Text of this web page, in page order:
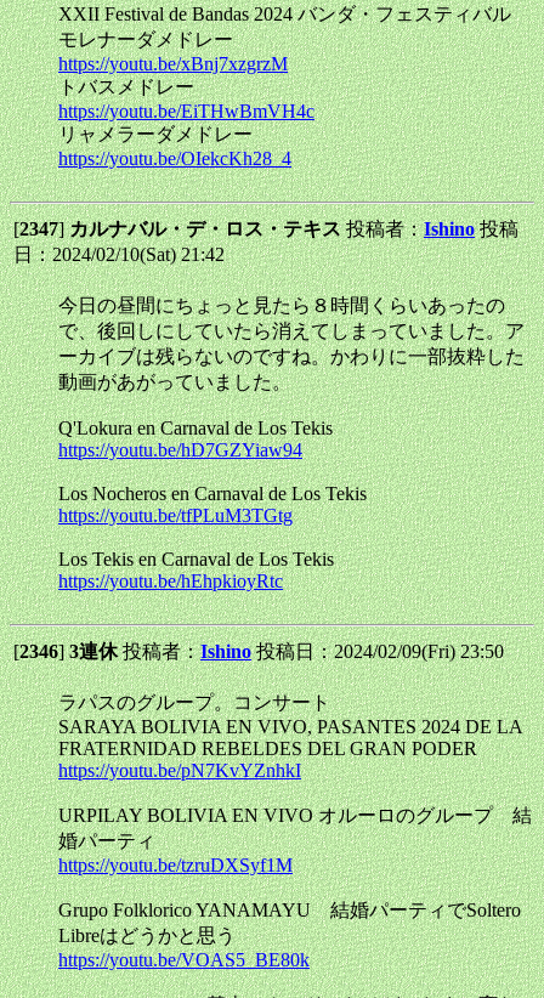
XXII Festival de Bandas 2024 バンダ・フェスティバル
モレナーダメドレー
https://youtu.be/xBnj7xzgrzM
トバスメドレー
https://youtu.be/EiTHwBmVH4c
リャメラーダメドレー
https://youtu.be/OIekcKh28_4
[2347]カルナバル・デ・ロス・テキス投稿者：Ishino 投稿
日：2024/02/10(Sat) 21:42
今日の昼間にちょっと見たら８時間くらいあったの
で、後回しにしていたら消えてしまっていました。ア
ーカイブは残らないのですね。かわりに一部抜粋した
動画があがっていました。
Q'Lokura en Carnaval de Los Tekis
https://youtu.be/hD7GZYiaw94
Los Nocheros en Carnaval de Los Tekis
https://youtu.be/tfPLuM3TGtg
Los Tekis en Carnaval de Los Tekis
https://youtu.be/hEhpkioyRtc
[2346]3連休投稿者：Ishino 投稿日：2024/02/09(Fri) 23:50
ラパスのグループ。コンサート
SARAYA BOLIVIA EN VIVO, PASANTES 2024 DE LA
FRATERNIDAD REBELDES DEL GRAN PODER
https://youtu.be/pN7KvYZnhkI
URPILAY BOLIVIA EN VIVO オルーロのグループ 結
婚パーティ
https://youtu.be/tzruDXSyf1M
Grupo Folklorico YANAMAYU 結婚パーティでSoltero
Libreはどうかと思う
https://youtu.be/VOAS5_BE80k